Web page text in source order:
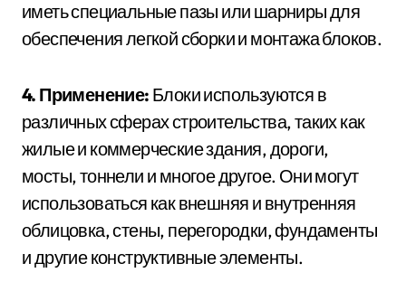
иметь специальные пазы или шарниры для
обеспечения легкой сборки и монтажа блоков.
4. Применение: Блоки используются в
различных сферах строительства, таких как
жилые и коммерческие здания, дороги,
мосты, тоннели и многое другое. Они могут
использоваться как внешняя и внутренняя
облицовка, стены, перегородки, фундаменты
и другие конструктивные элементы.